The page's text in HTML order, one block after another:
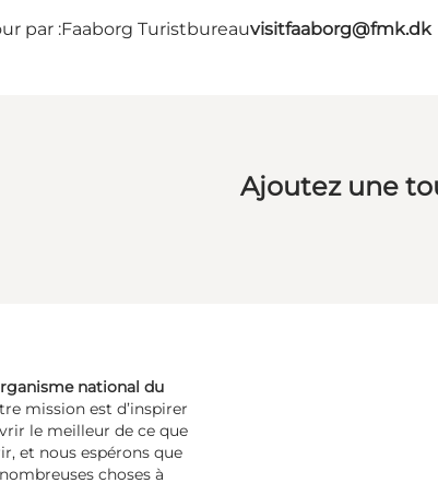
par :Faaborg Turistbureauvisitfaaborg@fmk.dk
Ajoutez une
national du
mission est d’inspirer
le meilleur de ce que
et nous espérons que
choses à